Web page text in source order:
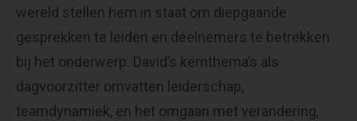
wereld stellen hem in staat om diepgaande
gesprekken te leiden en deelnemers te betrekken
bij het onderwerp. David’s kernthema’s als
dagvoorzitter omvatten leiderschap,
teamdynamiek, en het omgaan met verandering,